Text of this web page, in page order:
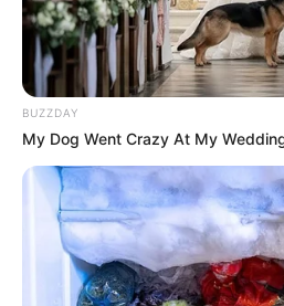
BUZZDAY
My Dog Went Crazy At My